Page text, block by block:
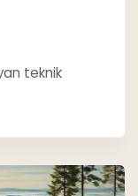
teknik